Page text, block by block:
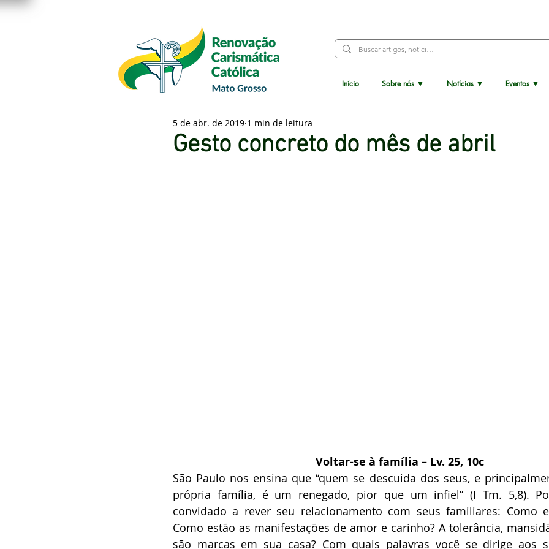
Início Sobre nós ▼ Notícias ▼ Eventos ▼
Gesto concreto do mês de abril
5 de abr. de 2019 1 min de leitura
Voltar-se à família – Lv. 25, 10c
São Paulo nos ensina que “quem se descuida dos seus, e
própria família, é um renegado, pior que um infiel” (I Tm. 5,8).
convidado a rever seu relacionamento com seus familiares: Como
Como estão as manifestações de amor e carinho? A tolerância,
são marcas em sua casa? Com quais palavras você se dirige aos